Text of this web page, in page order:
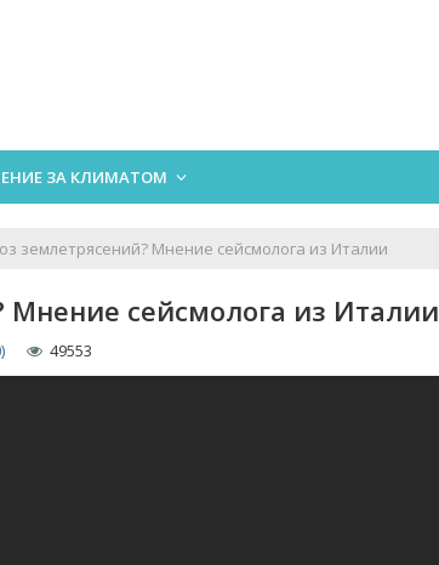
ЗА КЛИМАТОМ
землетрясений? Мнение сейсмолога из Италии
Мнение сейсмолога из Италии
49553